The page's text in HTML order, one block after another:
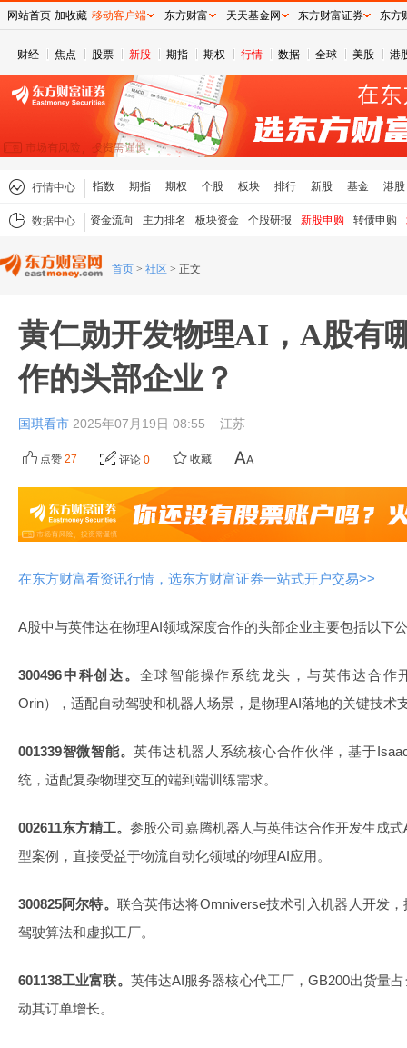
财经 焦点 股票 新股 期指 期权 行情 数据 全球 美股 港
行情中心 指数 期指 期权 个股 板块 排行 新股 基金 港股
数据中心 资金流向 主力排名 板块资金 个股研报 新股申购 转债申购
首页 > 社区 > 正文
黄仁勋开发物理AI，A股有
作的头部企业？
国琪看市 2025年07月19日 08:55 江苏
点赞 27 评论 0 收藏
在东方财富看资讯行情，选东方财富证券一站式开户交易>>
A股中与英伟达在物理AI领域深度合作的头部企业主要包括以下
300496中科创达。 全球智能操作系统龙头，与英伟达合作
Orin），适配自动驾驶和机器人场景，是物理AI落地的关键技术
001339智微智能。英伟达机器人系统核心合作伙伴，基于
统，适配复杂物理交互的端到端训练需求。
002611东方精工。参股公司嘉腾机器人与英伟达合作开发生成
型案例，直接受益于物流自动化领域的物理AI应用。
300825阿尔特。 联合英伟达将Omniverse技术引入机器人开发
驾驶算法和虚拟工厂。
601138工业富联。 英伟达AI服务器核心代工厂，GB200出货量
动其订单增长。
网站首页 加收藏 移动客户端 东方财富 天天基金网 东方财富证券 东方